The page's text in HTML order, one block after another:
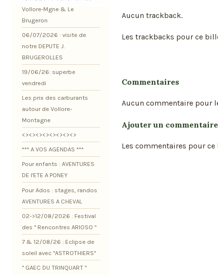
Aucun trackback.
Les trackbacks pour ce
Commentaires
Aucun commentaire pour
Ajouter un commentaire
Les commentaires pour
Vollore-Mgne & Le
Brugeron
06/07/2026 : visite de
notre DEPUTE J.
BRUGEROLLES
19/06/26: superbe
vendredi
Les prix des carburants
autour de Vollore-
Montagne
<><><><><><><><>
*** A VOS AGENDAS ***
Pour enfants : AVENTURES
DE l'ETE A PONEY
Pour Ados : stages, randos
AVENTURES A CHEVAL
02->12/08/2026 : Festival
des " Rencontres ARIOSO "
7 & 12/08/26 : Eclipse de
soleil avec "ASTROTHIERS"
" GAEC DU TRINQUART "